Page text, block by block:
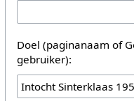
Doel (paginanaam of
gebruiker):